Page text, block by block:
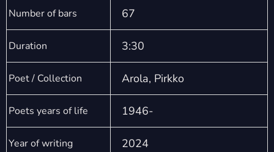
Number of bars 67
Duration 3:30
Poet / Collection Arola, Pirkko
Poets years of life 1946-
Year of writing 2024